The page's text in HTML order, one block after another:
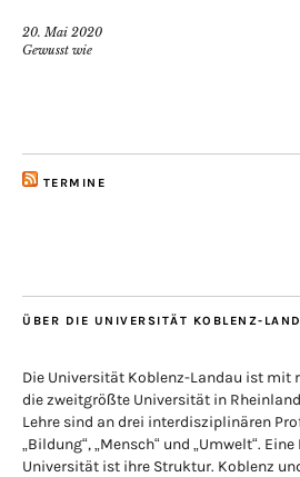
20. Mai 2020
Gewusst wie
TERMINE
ÜBER DIE UNIVERSITÄT KOBLENZ-
Die Universität Koblenz-Landau ist mit
die zweitgrößte Universität in
Lehre sind an drei interdisziplinären
„Bildung“, „Mensch“ und „Umwelt“.
Universität ist ihre Struktur. Koblenz